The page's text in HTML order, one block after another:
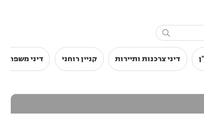

דיני צרכנות ותיירות קניין רוחני דיני משפחה